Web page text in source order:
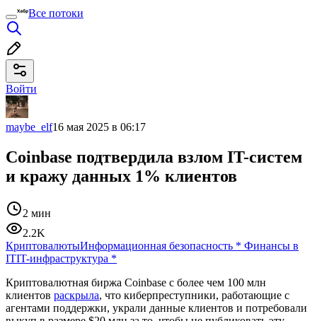
Все потоки
Войти
maybe_elf16 мая 2025 в 06:17
Coinbase подтвердила взлом IT-систем
и кражу данных 1% клиентов
2 мин
2.2K
КриптовалютыИнформационная безопасность * Финансы в
ITIT-инфраструктура *
Криптовалютная биржа Coinbase с более чем 100 млн
клиентов раскрыла, что киберпреступники, работающие с
агентами поддержки, украли данные клиентов и потребовали